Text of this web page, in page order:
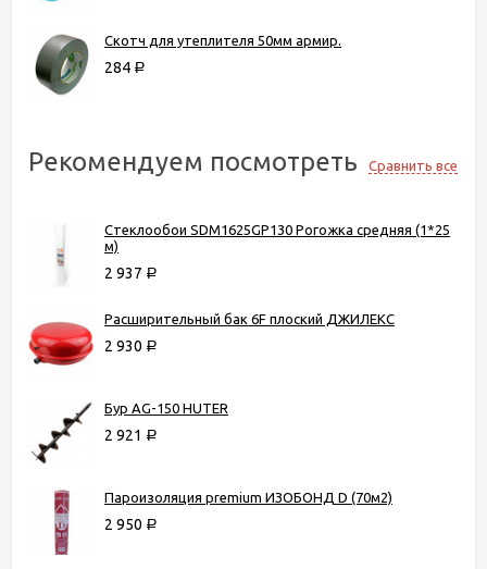
Скотч для утеплителя 50мм армир.
284 Р
Рекомендуем посмотреть Сравнить все
Стеклообои SDM1625GP130 Рогожка средняя (1*25
м)
2 937 Р
Расширительный бак 6F плоский ДЖИЛЕКС
2 930 Р
Бур AG-150 HUTER
2 921 Р
Пароизоляция premium ИЗОБОНД D (70м2)
2 950 Р